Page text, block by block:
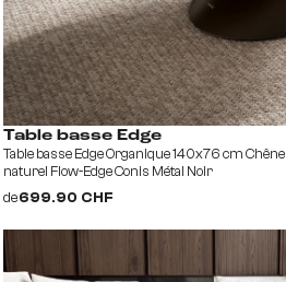
Table basse Edge
Table basse Edge Organique 140x76 cm Chêne
naturel Flow-Edge Conis Métal Noir
de699.90 CHF